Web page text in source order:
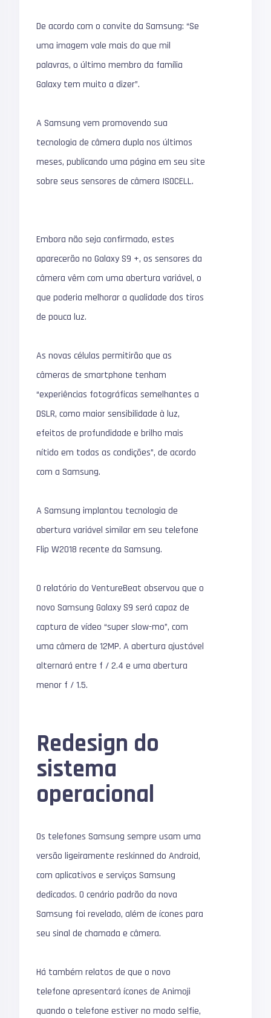
De acordo com o convite da Samsung: “Se
uma imagem vale mais do que mil
palavras, o último membro da família
Galaxy tem muito a dizer”.
A Samsung vem promovendo sua
tecnologia de câmera dupla nos últimos
meses, publicando uma página em seu site
sobre seus sensores de câmera ISOCELL.
Embora não seja confirmado, estes
aparecerão no Galaxy S9 +, os sensores da
câmera vêm com uma abertura variável, o
que poderia melhorar a qualidade dos tiros
de pouca luz.
As novas células permitirão que as
câmeras de smartphone tenham
“experiências fotográficas semelhantes a
DSLR, como maior sensibilidade à luz,
efeitos de profundidade e brilho mais
nítido em todas as condições”, de acordo
com a Samsung.
A Samsung implantou tecnologia de
abertura variável similar em seu telefone
Flip W2018 recente da Samsung.
O relatório do VentureBeat observou que o
novo Samsung Galaxy S9 será capaz de
captura de vídeo “super slow-mo”, com
uma câmera de 12MP. A abertura ajustável
alternará entre f / 2.4 e uma abertura
menor f / 1.5.
Redesign do
sistema
operacional
Os telefones Samsung sempre usam uma
versão ligeiramente reskinned do Android,
com aplicativos e serviços Samsung
dedicados. O cenário padrão da nova
Samsung foi revelado, além de ícones para
seu sinal de chamada e câmera.
Há também relatos de que o novo
telefone apresentará ícones de Animoji
quando o telefone estiver no modo selfie,